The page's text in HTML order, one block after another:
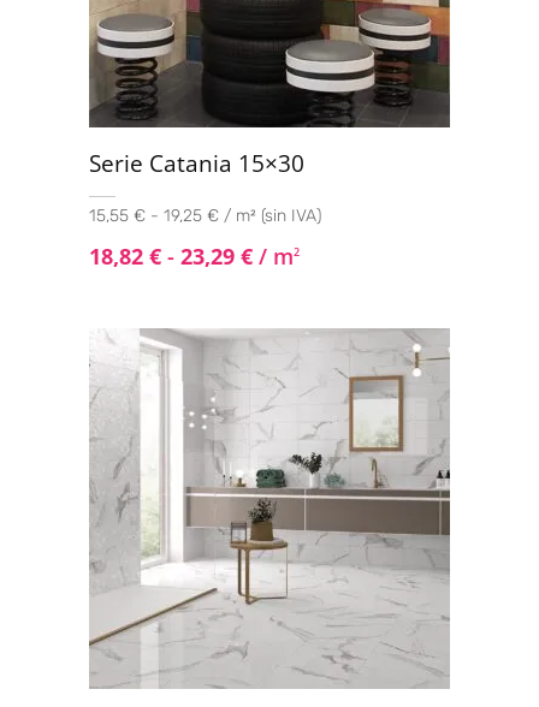
Serie Catania 15×30
15,55 € - 19,25 € / m² (sin IVA)
18,82 € - 23,29 € / m2